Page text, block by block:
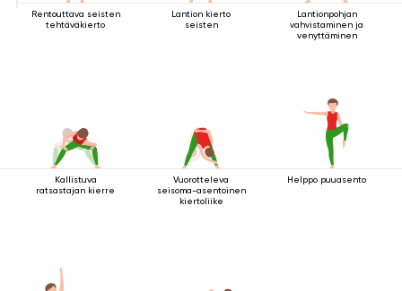
Rentouttava seisten
tehtäväkierto
Lantion kierto
seisten
Lantionpohjan
vahvistaminen ja
venyttäminen
Kallistuva
ratsastajan kierre
Vuorotteleva
seisoma-asentoinen
kiertoliike
Helppo puuasento